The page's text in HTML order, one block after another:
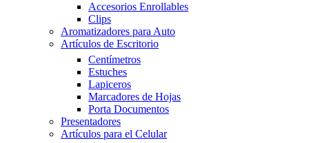
Accesorios Enrollables
Clips
Aromatizadores para Auto
Artículos de Escritorio
Centímetros
Estuches
Lapiceros
Marcadores de Hojas
Porta Documentos
Presentadores
Artículos para el Celular